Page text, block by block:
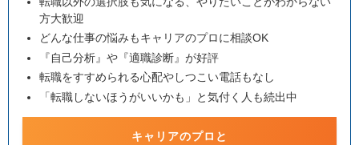
方大歓迎
どんな仕事の悩みもキャリアのプロに相談OK
『自己分析』や『適職診断』が好評
転職をすすめられる心配やしつこい電話もなし
「転職しないほうがいいかも」と気付く人も続出中
キャリアのプロと